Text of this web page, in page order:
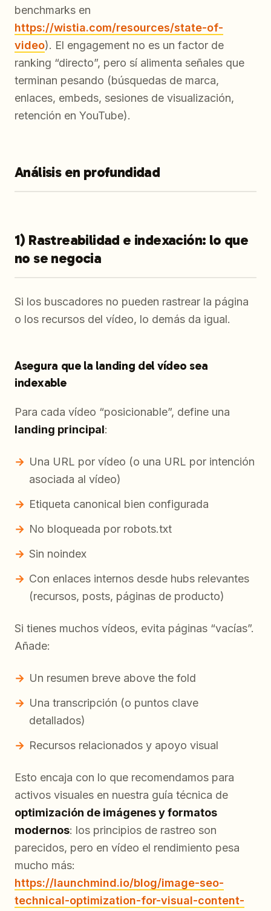
benchmarks en
https://wistia.com/resources/state-of-
video). El engagement no es un factor de
ranking “directo”, pero sí alimenta señales que
terminan pesando (búsquedas de marca,
enlaces, embeds, sesiones de visualización,
retención en YouTube).
Análisis en profundidad
1) Rastreabilidad e indexación: lo que
no se negocia
Si los buscadores no pueden rastrear la página
o los recursos del vídeo, lo demás da igual.
Asegura que la landing del vídeo sea
indexable
Para cada vídeo “posicionable”, define una
landing principal:
Una URL por vídeo (o una URL por intención
asociada al vídeo)
Etiqueta canonical bien configurada
No bloqueada por robots.txt
Sin noindex
Con enlaces internos desde hubs relevantes
(recursos, posts, páginas de producto)
Si tienes muchos vídeos, evita páginas “vacías”.
Añade:
Un resumen breve above the fold
Una transcripción (o puntos clave
detallados)
Recursos relacionados y apoyo visual
Esto encaja con lo que recomendamos para
activos visuales en nuestra guía técnica de
optimización de imágenes y formatos
modernos: los principios de rastreo son
parecidos, pero en vídeo el rendimiento pesa
mucho más:
https://launchmind.io/blog/image-seo-
technical-optimization-for-visual-content-